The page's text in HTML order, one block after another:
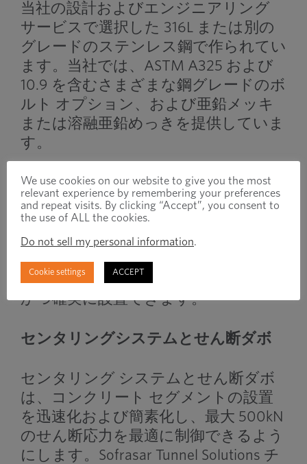
当社の設計およびエンジニアリング
サービスで選択した 316L または別の
グレードのステンレス鋼で作られてい
ます。当社では、ASTM A325 および
10.9 を含むさまざまな鋼グレードのボ
ルト オプション、および亜鉛メッキ
または溶融亜鉛めっきを提供していま
す。
ダボシステム
熱可塑性ダボを介してリングを固定す
ると、地面またはグラウトの注入圧力
の結果としてリングの安定性を提供し
ながら、厳しいグローバル公差で迅速
かつ確実に設置できます。
センタリングシステムとせん断ダボ
センタリング システムとせん断ダボ
は、コンクリート セグメントの設置
を迅速化および簡素化し、最大 500kN
のせん断応力を最適に制御できるよう
にします。Sofrasar Tunnel Solutions チ
We use cookies on our website to give you the most
relevant experience by remembering your preferences
and repeat visits. By clicking “Accept”, you consent to
the use of ALL the cookies.
Do not sell my personal information.
Cookie settings ACCEPT